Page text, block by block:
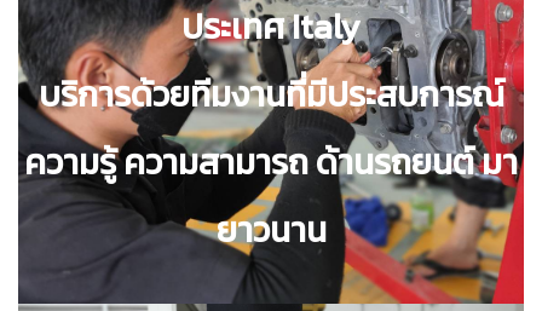
ประเทศ Italy
บริการด้วยทีมงานที่มีประสบการณ์
ความรู้ ความสามารถ ด้านรถยนต์ มา
ยาวนาน